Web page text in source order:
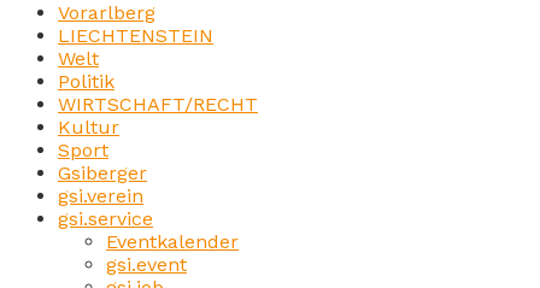
Vorarlberg
LIECHTENSTEIN
Welt
Politik
WIRTSCHAFT/RECHT
Kultur
Sport
Gsiberger
gsi.verein
gsi.service
Eventkalender
gsi.event